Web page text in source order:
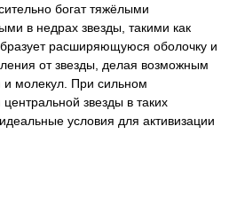
богат тяжёлыми
в недрах звезды, такими как
расширяющуюся оболочку и
от звезды, делая возможным
и молекул. При сильном
звезды в таких
условия для активизации